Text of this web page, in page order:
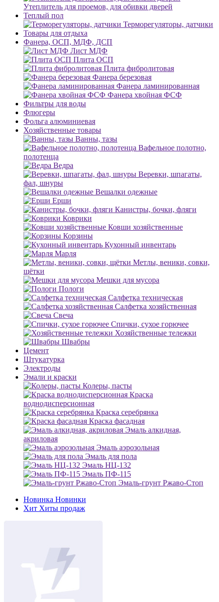
Утеплитель для проемов, для обивки дверей
Теплый пол
Терморегуляторы, датчики
Товары для отдыха
Фанера, ОСП, МДФ, ДСП
Лист МДФ
Плита ОСП
Плита фибролитовая
Фанера березовая
Фанера ламинированная
Фанера хвойная ФСФ
Фильтры для воды
Флюгеры
Фольга алюминиевая
Хозяйственные товары
Ванны, тазы
Вафельное полотно,
полотенца
Ведра
Веревки, шпагаты,
фал, шнуры
Вешалки одежные
Ерши
Канистры, бочки, фляги
Коврики
Ковши хозяйственные
Корзины
Кухонный инвентарь
Марля
Метлы, веники, совки,
щётки
Мешки для мусора
Пологи
Салфетка техническая
Салфетка хозяйственная
Свеча
Спички, сухое горючее
Хозяйственные тележки
Швабры
Цемент
Штукатурка
Электроды
Эмали и краски
Колеры, пасты
Краска
воднодисперсионная
Краска серебрянка
Краска фасадная
Эмаль алкидная,
акриловая
Эмаль аэрозольная
Эмаль для пола
Эмаль НЦ-132
Эмаль ПФ-115
Эмаль-грунт Ржаво-Стоп
Новинка Новинки
Хит Хиты продаж